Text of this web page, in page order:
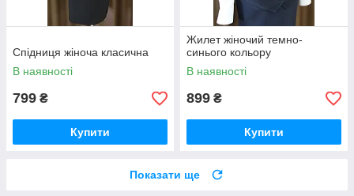
Спідниця жіноча класична
В наявності
799 ₴
Купити
Жилет жіночий темно-
синього кольору
В наявності
899 ₴
Купити
Показати ще